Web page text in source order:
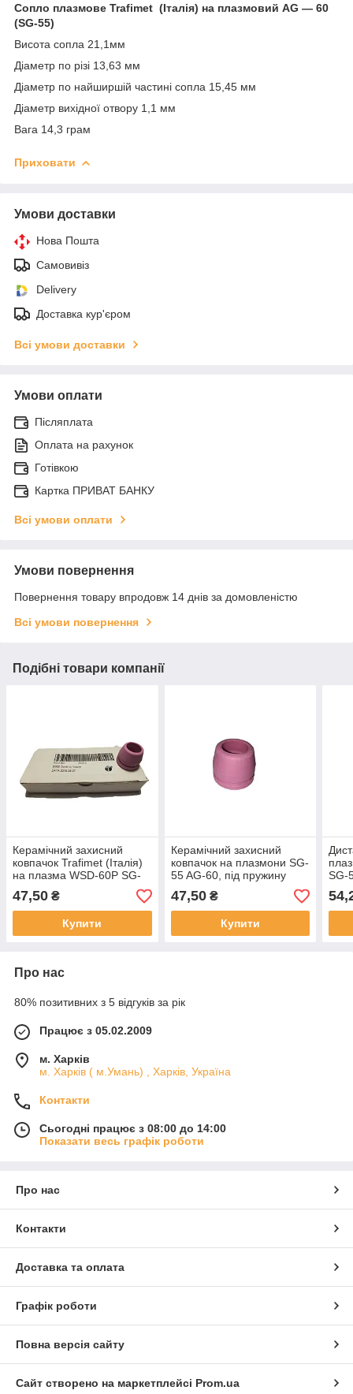
Сопло плазмове Trafimet (Італія) на плазмовий AG — 60
(SG-55)
Висота сопла 21,1мм
Діаметр по різі 13,63 мм
Діаметр по найширшій частині сопла 15,45 мм
Діаметр вихідної отвору 1,1 мм
Вага 14,3 грам
Приховати
Умови доставки
Нова Пошта
Самовивіз
Delivery
Доставка кур'єром
Всі умови доставки
Умови оплати
Післяплата
Оплата на рахунок
Готівкою
Картка ПРИВАТ БАНКУ
Всі умови оплати
Умови повернення
Повернення товару впродовж 14 днів за домовленістю
Всі умови повернення
Подібні товари компанії
Керамічний захисний
ковпачок Trafimet (Італія)
на плазма WSD-60P SG-
55 AG-60, під пружину
47,50 ₴
Купити
Керамічний захисний
ковпачок на плазмони SG-
55 AG-60, під пружину
47,50₴
Купити
SG-
Про нас
80% позитивних з 5 відгуків за рік
Працює з 05.02.2009
м. Харків
м. Харків ( м.Умань) , Харків, Україна
Контакти
Сьогодні працює з 08:00 до 14:00
Показати весь графік роботи
Про нас
Контакти
Доставка та оплата
Графік роботи
Повна версія сайту
Сайт створено на маркетплейсі Prom.ua